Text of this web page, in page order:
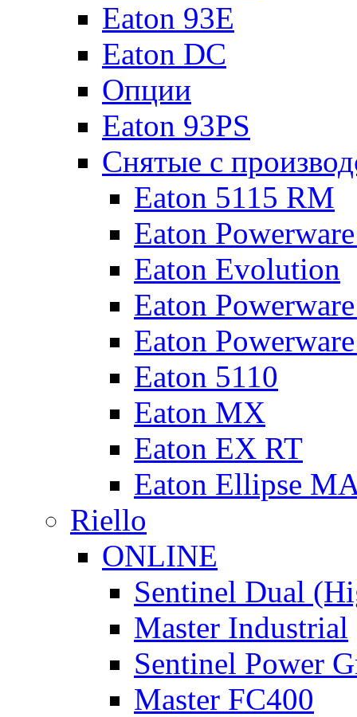
Eaton 93E
Eaton DC
Опции
Eaton 93PS
Снятые с
Eaton 5115 RM
Eaton
Eaton Evolution
Eaton
Eaton
Eaton 5110
Eaton MX
Eaton EX RT
Eaton Ellipse
Riello
ONLINE
Sentinel Dual
Master Industrial
Sentinel Power
Master FC400